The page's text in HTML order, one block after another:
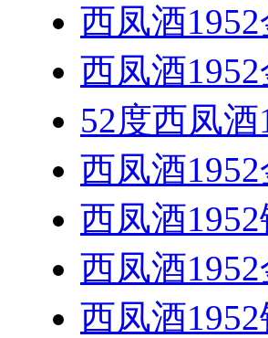
西凤酒
西凤酒
52度西凤酒
西凤酒
西凤酒
西凤酒
西凤酒